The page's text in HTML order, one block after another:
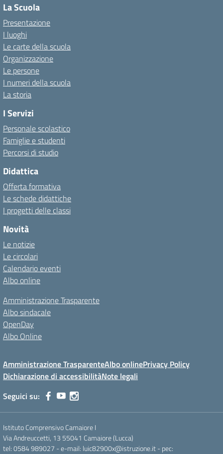
La Scuola
Presentazione
I luoghi
Le carte della scuola
Organizzazione
Le persone
I numeri della scuola
La storia
I Servizi
Personale scolastico
Famiglie e studenti
Percorsi di studio
Didattica
Offerta formativa
Le schede didattiche
I progetti delle classi
Novità
Le notizie
Le circolari
Calendario eventi
Albo online
Amministrazione Trasparente
Albo sindacale
OpenDay
Albo Online
Amministrazione TrasparenteAlbo onlinePrivacy Policy
Dichiarazione di accessibilitàNote legali
Seguici su:
Istituto Comprensivo Camaiore I
Via Andreuccetti, 13 55041 Camaiore (Lucca)
tel: 0584 989027 - e-mail: luic82900x@istruzione.it - pec: